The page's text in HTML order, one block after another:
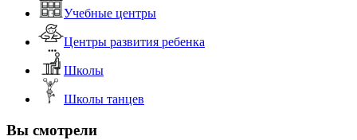
Учебные центры
Центры развития ребенка
Школы
Школы танцев
Вы смотрели